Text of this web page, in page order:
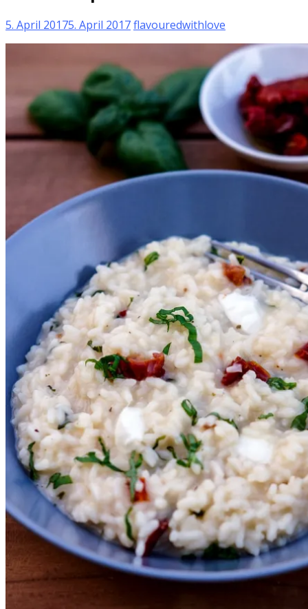
5. April 20175. April 2017flavouredwithlove